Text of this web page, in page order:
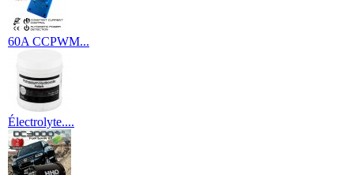
60A CCPWM...
Électrolyte....